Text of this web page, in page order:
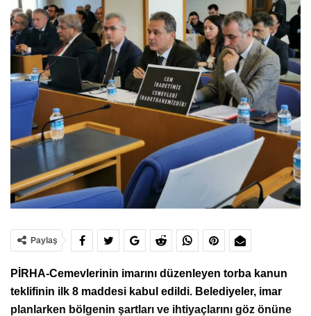
Paylaş
PİRHA-Cemevlerinin imarını düzenleyen torba kanun
teklifinin ilk 8 maddesi kabul edildi. Belediyeler, imar
planlarken bölgenin şartları ve ihtiyaçlarını göz önüne